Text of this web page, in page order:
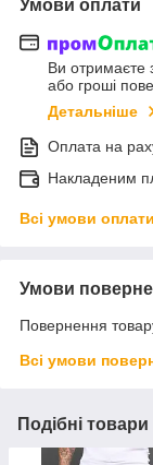
Умови оплати
Ви отримаєте
або гроші
Детальніше
Оплата на
Накладеним
Всі умови оплати
Умови
Повернення
Всі умови
Подібні товари